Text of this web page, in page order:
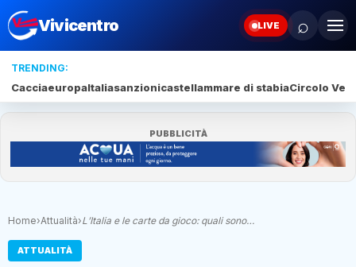
Vivicentro LIVE ⌕
TRENDING:
CacciaeuropaItaliasanzionicastellammare di stabiaCircolo
PUBBLICITÀ
Home›Attualità›L’Italia e le carte da gioco: quali sono…
ATTUALITÀ